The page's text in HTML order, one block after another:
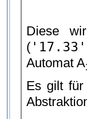
Diese
( '17.33'
Automat A
Es gilt